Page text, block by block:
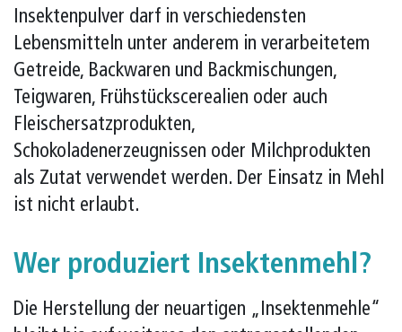
Insektenpulver darf in verschiedensten
Lebensmitteln unter anderem in verarbeitetem
Getreide, Backwaren und Backmischungen,
Teigwaren, Frühstückscerealien oder auch
Fleischersatzprodukten,
Schokoladenerzeugnissen oder Milchprodukten
als Zutat verwendet werden. Der Einsatz in Mehl
ist nicht erlaubt.
Wer produziert Insektenmehl?
Die Herstellung der neuartigen „Insektenmehle“